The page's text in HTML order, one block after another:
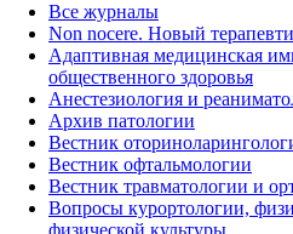
Все журналы
Non nocere. Новый
Адаптивная медицинская
общественного здоровья
Анестезиология и
Архив патологии
Вестник
Вестник офтальмологии
Вестник травматологии и
Вопросы курортологии,
физической культуры